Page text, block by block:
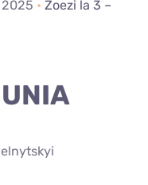
• Zoezi la 3 –